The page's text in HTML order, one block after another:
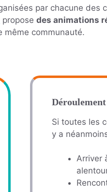
par chacune des
propose des animations
même communauté.
Si toutes les
y a
Arriver